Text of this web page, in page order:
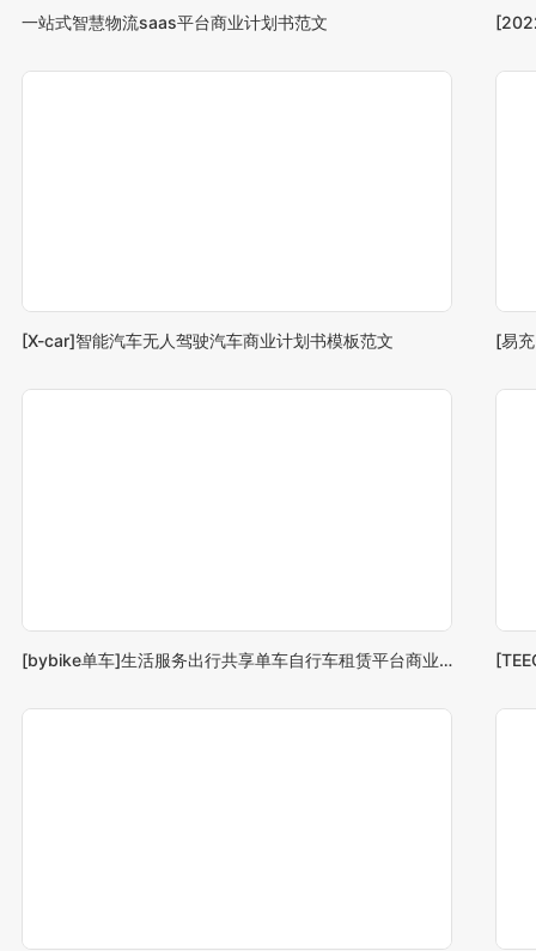
一站式智慧物流saas平台商业计划书范文
[X-car]智能汽车无人驾驶汽车商业计划书模板范文
[bybike单车]生活服务出行共享单车自行车租赁平台商业计划书模板范文